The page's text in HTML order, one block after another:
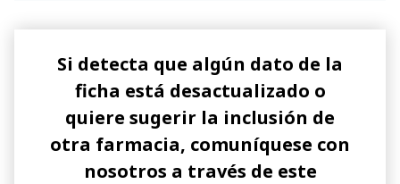
Si detecta que algún dato de la
ficha está desactualizado o
quiere sugerir la inclusión de
otra farmacia, comuníquese con
nosotros a través de este